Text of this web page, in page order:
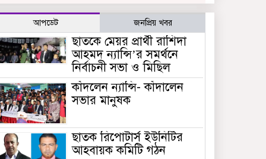
আপডেট জনপ্রিয় খবর
ছাতকে মেয়র প্রার্থী রাশিদা
আহমদ ন্যান্সি’র সমর্থনে
নির্বাচনী সভা ও মিছিল
কাঁদলেন ন্যান্সি- কাঁদালেন
সভার মানুষক
ছাতক রিপোটার্স ইউনিটির
আহবায়ক কমিটি গঠন